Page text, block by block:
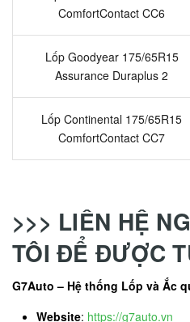
ComfortContact CC6
Lốp Goodyear 175/65R15
Assurance Duraplus 2
Lốp Continental 175/65R15
ComfortContact CC7
>>> LIÊN HỆ
TÔI ĐỂ ĐƯỢC
G7Auto – Hệ thống Lốp và Ắc
Website: https://g7auto.vn